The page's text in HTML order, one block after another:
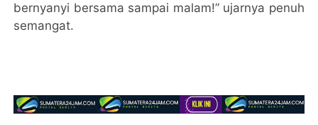
bernyanyi bersama sampai malam!” ujarnya penuh
semangat.